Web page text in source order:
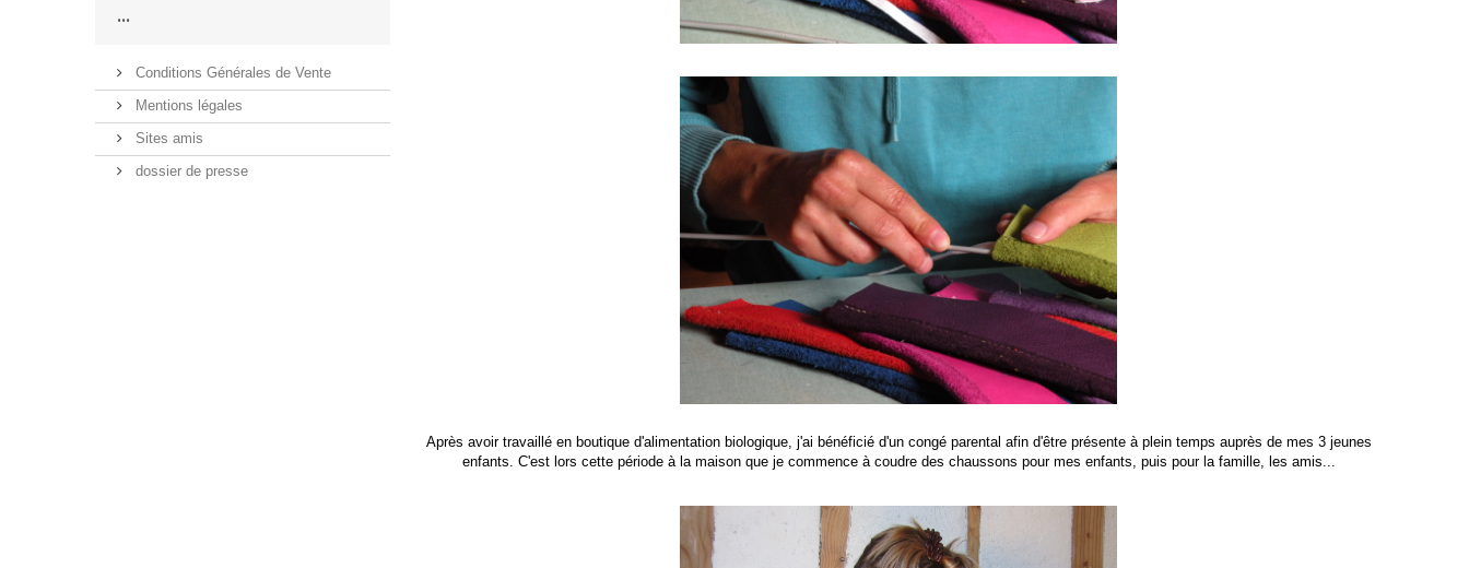
...
Conditions Générales de Vente
Mentions légales
Sites amis
dossier de presse
Après avoir travaillé en boutique d'alimentation biologique, j'ai bénéficié d'un congé parental afin d'être présente à plein temps auprès de mes 3 jeunes
enfants. C'est lors cette période à la maison que je commence à coudre des chaussons pour mes enfants, puis pour la famille, les amis...